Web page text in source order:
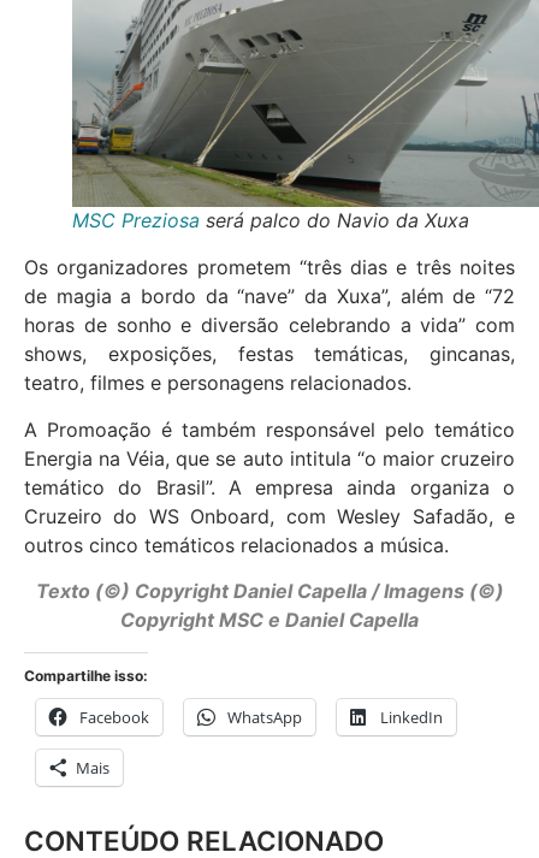
MSC Preziosa será palco do Navio da Xuxa
Os organizadores prometem “três dias e três noites
de magia a bordo da “nave” da Xuxa”, além de “72
horas de sonho e diversão celebrando a vida” com
shows, exposições, festas temáticas, gincanas,
teatro, filmes e personagens relacionados.
A Promoação é também responsável pelo temático
Energia na Véia, que se auto intitula “o maior cruzeiro
temático do Brasil”. A empresa ainda organiza o
Cruzeiro do WS Onboard, com Wesley Safadão, e
outros cinco temáticos relacionados a música.
Texto (©) Copyright Daniel Capella / Imagens (©)
Copyright MSC e Daniel Capella
Compartilhe isso:
Facebook WhatsApp LinkedIn
Mais
CONTEÚDO RELACIONADO